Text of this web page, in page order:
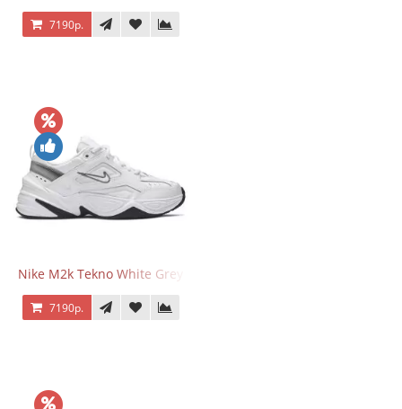
7190р.
Nike M2k Tekno White Grey
7190р.